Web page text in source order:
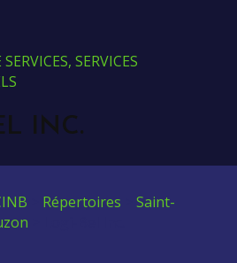
SERVICES
INC.
Répertoires
Saint-